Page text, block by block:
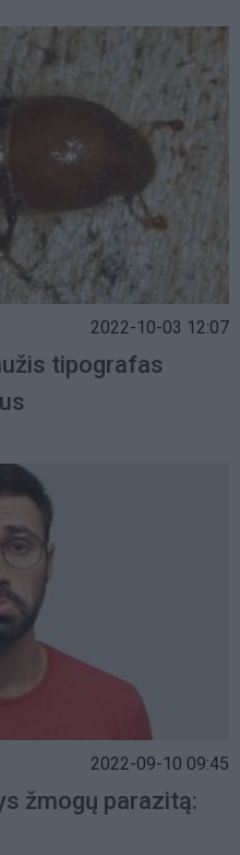
2022-10-03 12:07
tipografas
2022-09-10 09:45
žmogų parazitą: